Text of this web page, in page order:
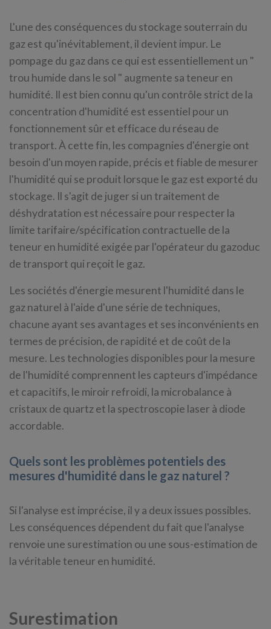
L'une des conséquences du stockage souterrain du
gaz est qu'inévitablement, il devient impur. Le
pompage du gaz dans ce qui est essentiellement un "
trou humide dans le sol " augmente sa teneur en
humidité. Il est bien connu qu'un contrôle strict de la
concentration d'humidité est essentiel pour un
fonctionnement sûr et efficace du réseau de
transport. À cette fin, les compagnies d'énergie ont
besoin d'un moyen rapide, précis et fiable de mesurer
l'humidité qui se produit lorsque le gaz est exporté du
stockage. Il s'agit de juger si un traitement de
déshydratation est nécessaire pour respecter la
limite tarifaire/spécification contractuelle de la
teneur en humidité exigée par l'opérateur du gazoduc
de transport qui reçoit le gaz.
Les sociétés d'énergie mesurent l'humidité dans le
gaz naturel à l'aide d'une série de techniques,
chacune ayant ses avantages et ses inconvénients en
termes de précision, de rapidité et de coût de la
mesure. Les technologies disponibles pour la mesure
de l'humidité comprennent les capteurs d'impédance
et capacitifs, le miroir refroidi, la microbalance à
cristaux de quartz et la spectroscopie laser à diode
accordable.
Quels sont les problèmes potentiels des
mesures d'humidité dans le gaz naturel ?
Si l'analyse est imprécise, il y a deux issues possibles.
Les conséquences dépendent du fait que l'analyse
renvoie une surestimation ou une sous-estimation de
la véritable teneur en humidité.
Surestimation